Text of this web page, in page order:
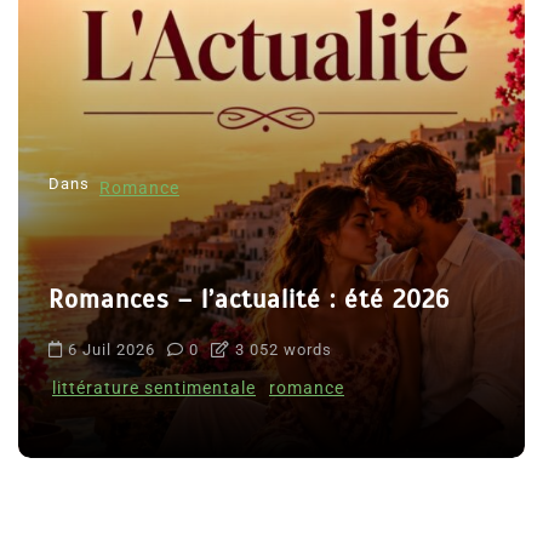
Dans Romance
Romances – l’actualité : été 2026
6 Juil 2026 0 3 052 words
littérature sentimentale romance